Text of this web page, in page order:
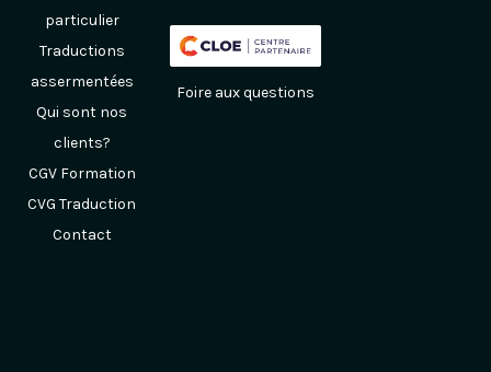
particulier
Traductions
assermentées
Qui sont nos
clients?
CGV Formation
CVG Traduction
Contact
Foire aux questions